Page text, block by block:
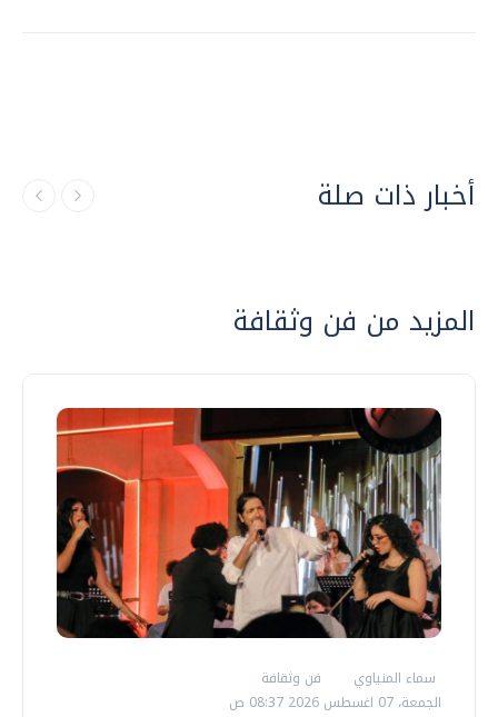
أخبار ذات صلة
المزيد من فن وثقافة
سماء المنياوي
فن وثقافة
الجمعة، 07 اغسطس 2026 08:37 ص